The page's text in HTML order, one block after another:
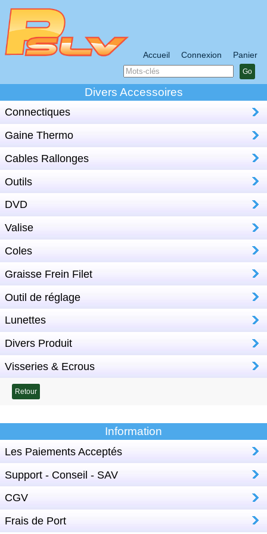
Accueil Connexion Panier
Go
Divers Accessoires
Connectiques
Gaine Thermo
Cables Rallonges
Outils
DVD
Valise
Coles
Graisse Frein Filet
Outil de réglage
Lunettes
Divers Produit
Visseries & Ecrous
Retour
Information
Les Paiements Acceptés
Support - Conseil - SAV
CGV
Frais de Port